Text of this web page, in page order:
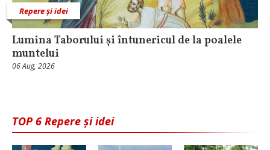
Repere și idei
Lumina Taborului și întunericul de la poalele
muntelui
06 Aug, 2026
TOP 6 Repere și idei